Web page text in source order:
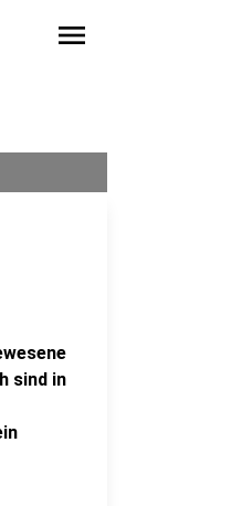
menu
sind in